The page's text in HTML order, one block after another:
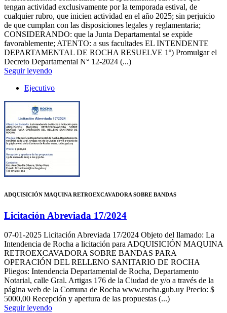
tengan actividad exclusivamente por la temporada estival, de
cualquier rubro, que inicien actividad en el año 2025; sin perjuicio
de que cumplan con las disposiciones legales y reglamentaria;
CONSIDERANDO: que la Junta Departamental se expide
favorablemente; ATENTO: a sus facultades EL INTENDENTE
DEPARTAMENTAL DE ROCHA RESUELVE 1º) Promulgar el
Decreto Departamental N° 12-2024 (...)
Seguir leyendo
Ejecutivo
ADQUISICIÓN MAQUINA RETROEXCAVADORA SOBRE BANDAS
Licitación Abreviada 17/2024
07-01-2025 Licitación Abreviada 17/2024 Objeto del llamado: La
Intendencia de Rocha a licitación para ADQUISICIÓN MAQUINA
RETROEXCAVADORA SOBRE BANDAS PARA
OPERACIÓN DEL RELLENO SANITARIO DE ROCHA
Pliegos: Intendencia Departamental de Rocha, Departamento
Notarial, calle Gral. Artigas 176 de la Ciudad de y/o a través de la
página web de la Comuna de Rocha www.rocha.gub.uy Precio: $
5000,00 Recepción y apertura de las propuestas (...)
Seguir leyendo